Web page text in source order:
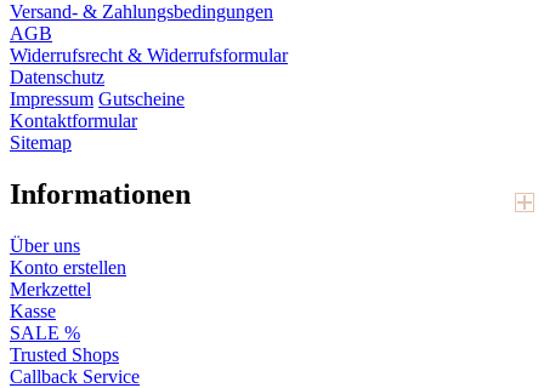
Versand- & Zahlungsbedingungen
AGB
Widerrufsrecht & Widerrufsformular
Datenschutz
Impressum Gutscheine
Kontaktformular
Sitemap
Informationen
Über uns
Konto erstellen
Merkzettel
Kasse
SALE %
Trusted Shops
Callback Service